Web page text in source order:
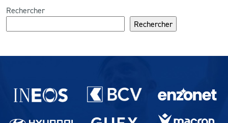
Rechercher
Rechercher
Partenaires du lausanne-Sport